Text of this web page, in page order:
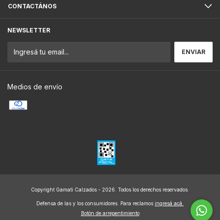
CONTACTÁNOS
NEWSLETTER
Medios de envío
Copyright Gamati Calzados - 2026. Todos los derechos reservados.
Defensa de las y los consumidores. Para reclamos ingresá acá.
Botón de arrepentimiento